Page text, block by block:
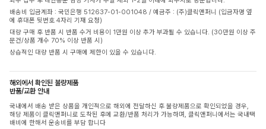
배송비 입금계좌 : 국민은행 512637-01-001048 / 예금주 : (주)클릭앤퍼니 (입금자명 옆
에 휴대폰 뒷번호 4자리 기재 요청)
대량 구매 후 반품 시 반품 수거 비용이 1만원 이상 추가 부과될 수 있습니다. (30만원 이상 주
문건/상품 개수 70% 이상 반품 시)
상습적인 대량 반품 시 구매에 제한이 있을 수 있습니다.
해외에서 확인된 불량제품
반품/교환 안내
국내에서 배송 받은 상품을 개인적으로 해외에 전달하신 후 불량제품으로 확인되었을 경우,
해당 제품이 클릭앤퍼니로 도착된 후에 교환/반품 처리가 가능하며, 클릭앤퍼니에서는 국내택
배비에 한해서 운송비를 부담 합니다